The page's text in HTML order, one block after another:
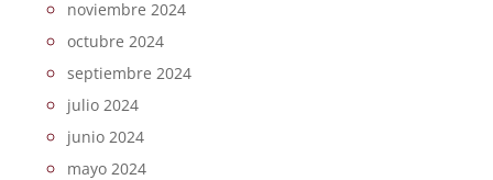
noviembre 2024
octubre 2024
septiembre 2024
julio 2024
junio 2024
mayo 2024